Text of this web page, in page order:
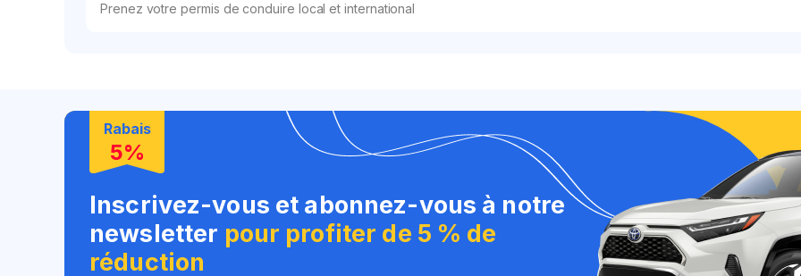
Prenez votre permis de conduire local et international
Rabais
5%
Inscrivez-vous et abonnez-vous à notre
newsletter pour profiter de 5 % de
réduction